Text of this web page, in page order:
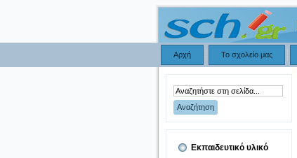
Αρχή Το σχολείο μας
Εκπαιδευτικό υλικό